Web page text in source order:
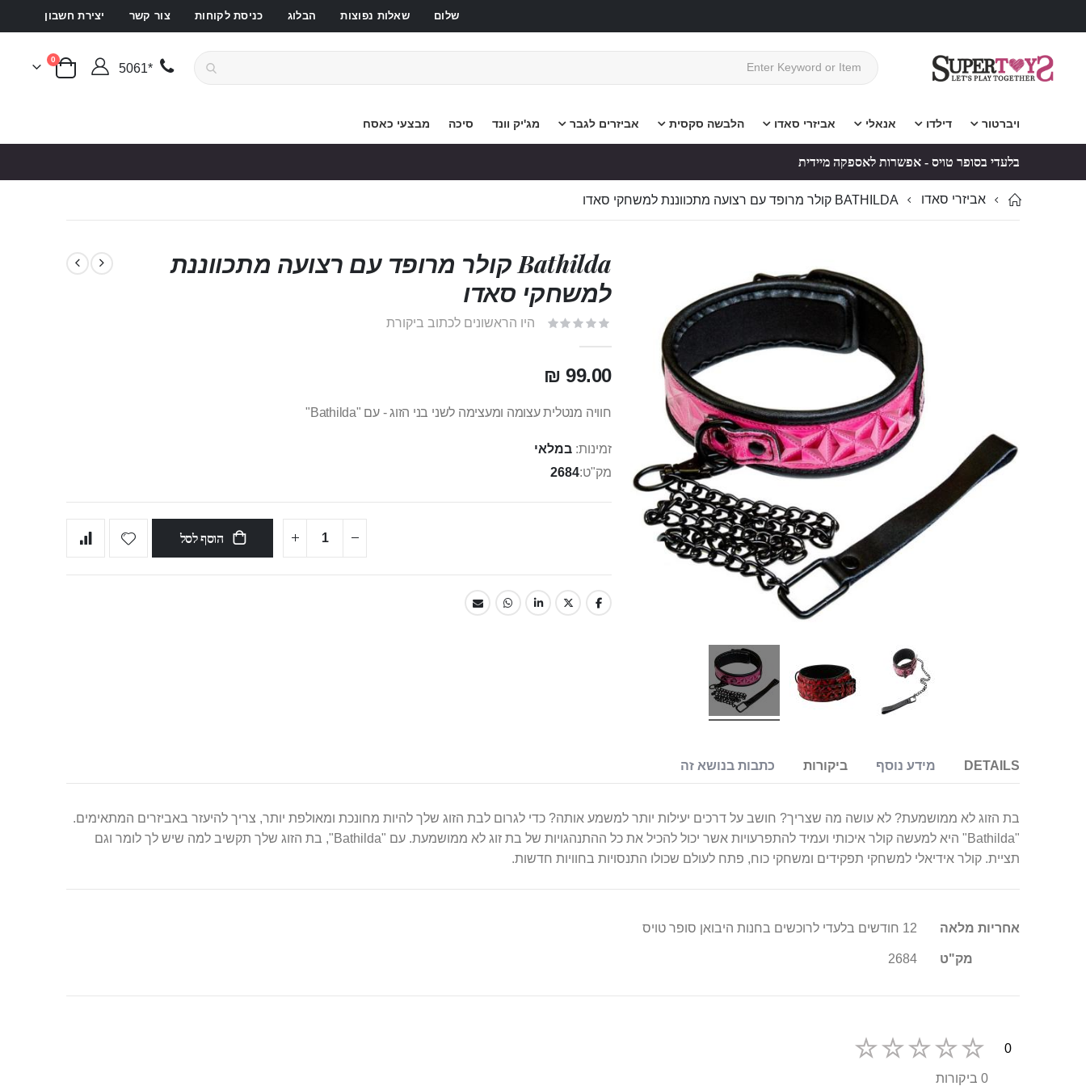
שלום שאלות נפוצות הבלוג כניסת לקוחות צור קשר יצירת חשבון
*5061
סל קניות
0פריטים
ויברטור דילדו אנאלי אביזרי סאדו הלבשה סקסית אביזרים לגבר מג'יק וונד סיכה מבצעי כאסח
בלעדי בסופר טויס - אפשרות לאספקה מיידית
אביזרי סאדו BATHILDA קולר מרופד עם רצועה מתכווננת למשחקי סאדו
Bathilda קולר מרופד עם רצועה מתכווננת
למשחקי סאדו
היו הראשונים לכתוב ביקורת
99.00 ₪
חוויה מנטלית עצומה ומעצימה לשני בני הזוג - עם "Bathilda"
זמינות: במלאי
מק"ט 2684
הוסף לסל
DETAILS מידע נוסף ביקורות כתבות בנושא זה
בת הזוג לא ממושמעת? לא עושה מה שצריך? חושב על דרכים יעילות יותר למשמע אותה? כדי לגרום לבת הזוג שלך להיות מחונכת ומאולפת יותר, צריך להיעזר באביזרים המתאימים.
"Bathilda" היא למעשה קולר איכותי ועמיד להתפרעויות אשר יכול להכיל את כל ההתנהגויות של בת זוג לא ממושמעת. עם "Bathilda", בת הזוג שלך תקשיב למה שיש לך לומר וגם
תציית. קולר אידיאלי למשחקי תפקידים ומשחקי כוח, פתח לעולם שכולו התנסויות בחוויות חדשות.
מידע
אחריות מלאה 12 חודשים בלעדי לרוכשים בחנות היבואן סופר טויס
מק"ט 2684
0
0 ביקורות